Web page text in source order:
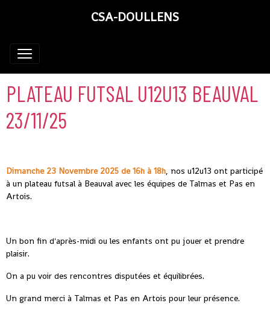
CSA-DOULLENS
PLATEAU FUTSAL U12U13 BEAUVAL
23/11/25
Dimanche 23 Novembre 2025 de 16h à 18h, nos u12u13 ont participé
à un plateau futsal à Beauval avec les équipes de Talmas et Pas en
Artois.
Un bon fin d'après-midi ou les enfants ont pu jouer et prendre
plaisir.
On a pu voir des rencontres disputées et équilibrées.
Un grand merci à Talmas et Pas en Artois pour leur présence.